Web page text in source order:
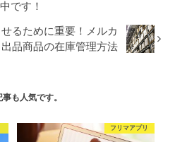
です！
るために重要！メルカ
出品商品の在庫管理方法
も人気です。
フリマアプリ